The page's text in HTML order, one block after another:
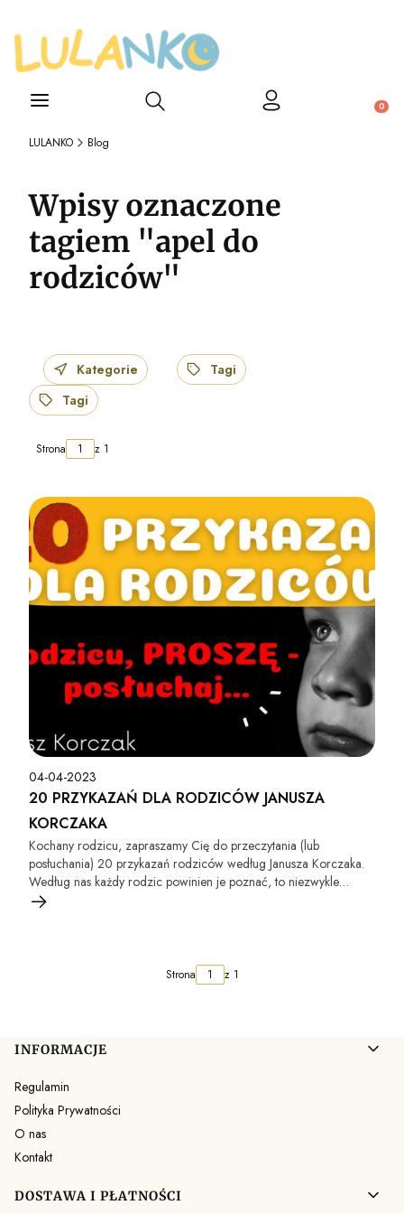
Otwórz wyszukiwarkę
LULANKO Blog
Wpisy oznaczone
tagiem "apel do
rodziców"
Kategorie
Tagi
Tagi
Strona z 1
04-04-2023
20 PRZYKAZAŃ DLA RODZICÓW JANUSZA
KORCZAKA
Kochany rodzicu, zapraszamy Cię do przeczytania (lub
posłuchania) 20 przykazań rodziców według Janusza Korczaka.
Według nas każdy rodzic powinien je poznać, to niezwykle
ważne w mądrym wychowaniu dziecka.
Strona z 1
Linki w stopce
INFORMACJE
Regulamin
Polityka Prywatności
O nas
Kontakt
DOSTAWA I PŁATNOŚCI